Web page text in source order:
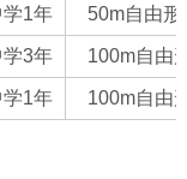
ニア長水路水泳
学1年 50m自由形
学3年 100m自由
学1年 100m自由